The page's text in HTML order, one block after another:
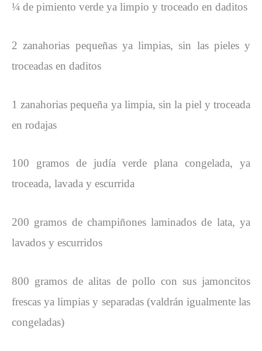
¼ de pimiento verde ya limpio y troceado en daditos
2 zanahorias pequeñas ya limpias, sin las pieles y
troceadas en daditos
1 zanahorias pequeña ya limpia, sin la piel y troceada
en rodajas
100 gramos de judía verde plana congelada, ya
troceada, lavada y escurrida
200 gramos de champiñones laminados de lata, ya
lavados y escurridos
800 gramos de alitas de pollo con sus jamoncitos
frescas ya limpias y separadas (valdrán igualmente las
congeladas)